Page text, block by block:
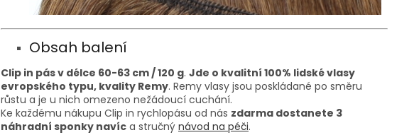
Obsah balení
Clip in pás v délce 60-63 cm / 120 g. Jde o kvalitní 100% lidské vlasy
evropského typu, kvality Remy. Remy vlasy jsou poskládané po směru
růstu a je u nich omezeno nežádoucí cuchání.
Ke každému nákupu Clip in rychlopásu od nás zdarma dostanete 3
náhradní sponky navíc a stručný návod na péči.